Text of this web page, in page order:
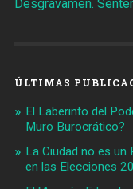
Desgravamen.
ÚLTIMAS
El Laberinto del
Muro Burocrático?
La Ciudad no es un
en las Elecciones